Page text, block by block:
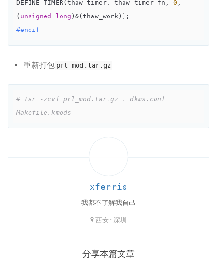
DEFINE_TIMER(thaw_timer, thaw_timer_fn, 0 ,
( unsigned long
#endif
重新打包 prl_mod.tar.gz
# tar -zcvf prl_mod.tar.gz . dkms.conf
Makefile.kmods
xferris
我都不了解我自己
西安·深圳
分享本篇文章